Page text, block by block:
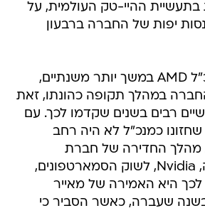
ההיי-טק העולמית, על
יפות של החברה ברבעון
מאייר, שכיהן כמנכ"ל AMD במשך יותר משנתיים,
במהלך תקופה כהונתו, זאת
רבים בשנים שקדמו לכך. עם
כמנכ"ל לא היה רחב
מהלך החדירה של חברת
השבבים המתחרה, Nvidia, לשוק הסמארטפונים,
היא האמירה של מאייר
שעברה, כאשר הסביר כי